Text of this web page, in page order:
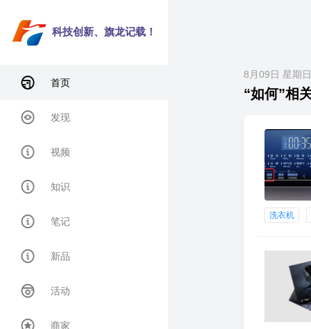
科技创新、旗龙记载！
首页
发现
视频
知识
笔记
新品
活动
商家
8月09日 星期
“如何”相
洗衣机